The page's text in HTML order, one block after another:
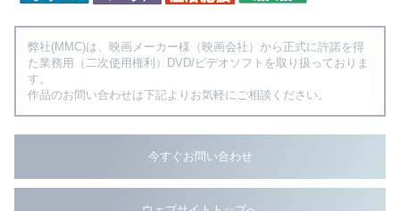
弊社(MMC)は、映画メーカー様（映画会社）から正式に許諾を得
た業務用（二次使用権利）DVD/ビデオソフトを取り扱っておりま
す。
作品のお問い合わせは下記よりお気軽にご相談ください。
今すぐお問い合わせ